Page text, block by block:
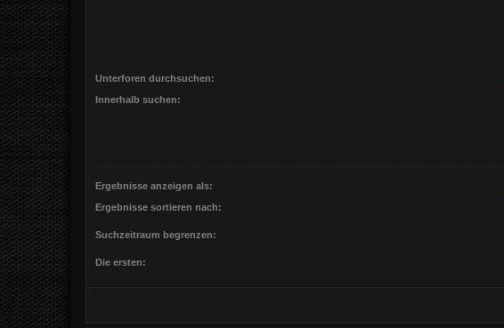
Unterforen durchsuchen:
Innerhalb suchen:
Ergebnisse anzeigen als:
Ergebnisse sortieren nach:
Suchzeitraum begrenzen:
Die ersten: